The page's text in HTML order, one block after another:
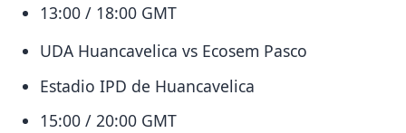
13:00 / 18:00 GMT
UDA Huancavelica vs Ecosem Pasco
Estadio IPD de Huancavelica
15:00 / 20:00 GMT